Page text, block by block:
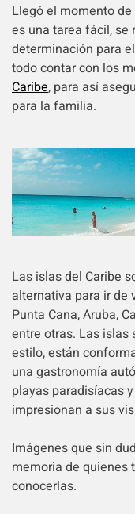
Llegó el momento
es una tarea fácil, se
determinación para
todo contar con los
Caribe, para así
para la familia.
Las islas del Caribe
alternativa para ir de
Punta Cana, Aruba,
entre otras. Las islas
estilo, están
una gastronomía
playas paradisíacas
impresionan a sus
Imágenes que sin
memoria de quienes
conocerlas.